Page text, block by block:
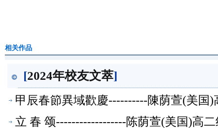
相关作品
[2024年校友文萃]
甲辰春節異域歡慶----------陳荫萱(美国
立 春 颂------------------陈荫萱(美国)高